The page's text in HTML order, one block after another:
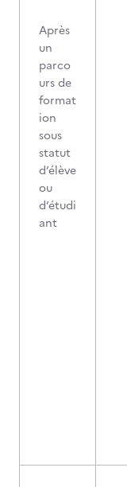
Après
un
parco
urs de
format
ion
sous
statut
d’élève
ou
d’étudi
ant